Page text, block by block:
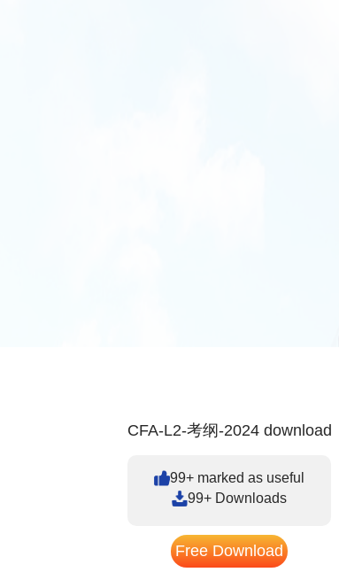
CFA-L2-考纲-2024 download
99+ marked as useful
99+ Downloads
Free Download